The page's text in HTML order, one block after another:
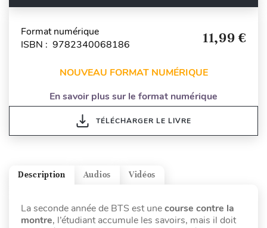
Format numérique
ISBN : 9782340068186
11,99 €
NOUVEAU FORMAT NUMÉRIQUE
En savoir plus sur le format numérique
TÉLÉCHARGER LE LIVRE
Vidéos
Audios
Description
La seconde année de BTS est unecourse contre la
montre, l’étudiant accumule les savoirs, mais il doit